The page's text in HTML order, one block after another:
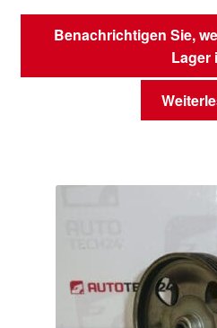
Benachrichtigen Sie,
Lager